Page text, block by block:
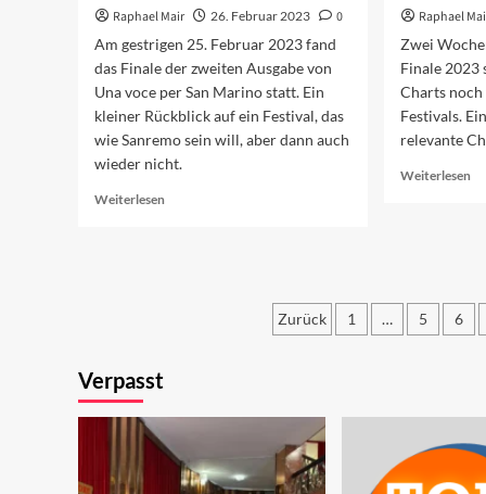
Raphael Mair 26. Februar 2023
0
Am gestrigen 25. Februar 2023 fand
das Finale der zweiten Ausgabe von
Una voce per San Marino statt. Ein
kleiner Rückblick auf ein Festival, das
wie Sanremo sein will, aber dann auch
wieder nicht.
Weiterlesen
Raphael
Zwei
Finale 2023
Charts
Festivals.
relevante
Weiterlesen
Beiträge
Zurück 1 … 5 6
Verpasst